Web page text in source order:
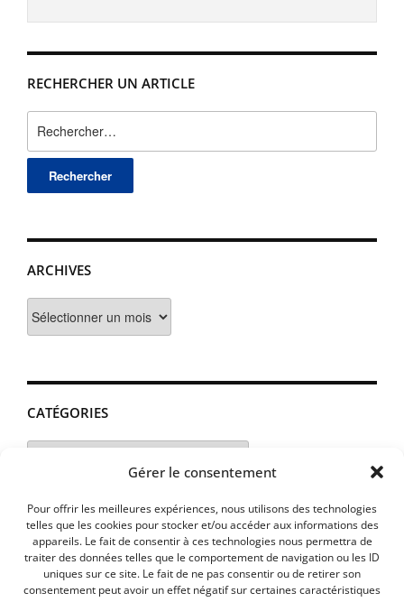
Gérer le consentement
Pour offrir les meilleures expériences, nous utilisons des technologies
telles que les cookies pour stocker et/ou accéder aux informations des
appareils. Le fait de consentir à ces technologies nous permettra de
traiter des données telles que le comportement de navigation ou les ID
uniques sur ce site. Le fait de ne pas consentir ou de retirer son
consentement peut avoir un effet négatif sur certaines caractéristiques
RECHERCHER UN ARTICLE
ARCHIVES
CATÉGORIES
Catégories